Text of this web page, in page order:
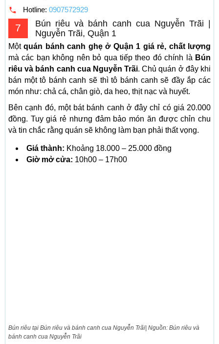
Hotline: 0907572929
7
Bún riêu và bánh canh cua Nguyễn Trãi |
Nguyễn Trãi, Quận 1
Mộtquán bánh canh ghẹ ở Quận 1 giá rẻ, chất lượng
mà các bạn không nên bỏ qua tiếp theo đó chính là Bún
riêu và bánh canh cua Nguyễn Trãi. Chủ quán ở đây khi
bán một tô bánh canh sẽ thì tô bánh canh sẽ đầy ắp các
món như: chả cá, chân giò, da heo, thịt nạc và huyết.
Bên cạnh đó, một bát bánh canh ở đây chỉ có giá 20.000
đồng. Tuy giá rẻ nhưng đảm bảo món ăn được chỉn chu
và tin chắc rằng quán sẽ không làm bạn phải thất vọng.
Giá thành: Khoảng 18.000 – 25.000 đồng
Giờ mở cửa: 10h00 – 17h00
Bún riêu tại Bún riêu và bánh canh cua Nguyễn Trãi| Nguồn: Bún riêu và
bánh canh cua Nguyễn Trãi